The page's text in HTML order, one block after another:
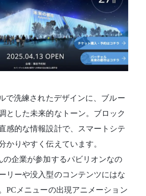
で洗練されたデザインに、ブルー
とした未来的なトーン。ブロック
感的な情報設計で、スマートシテ
かりやすく伝えています。
の企業が参加するパビリオンなの
リーや没入型のコンテンツにはな
PCメニューの出現アニメーション